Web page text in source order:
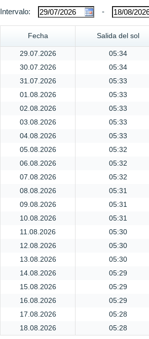
Intervalo: -
Fecha Salida del sol
29.07.2026 05:34
30.07.2026
05:34
31.07.2026
05:33
01.08.2026
05:33
02.08.2026
05:33
03.08.2026
05:33
04.08.2026
05:33
05.08.2026
05:32
06.08.2026
05:32
07.08.2026
05:32
08.08.2026
05:31
09.08.2026
05:31
10.08.2026
05:31
11.08.2026
05:30
12.08.2026
05:30
13.08.2026
05:30
14.08.2026
05:29
15.08.2026
05:29
16.08.2026
05:29
17.08.2026
05:28
18.08.2026
05:28